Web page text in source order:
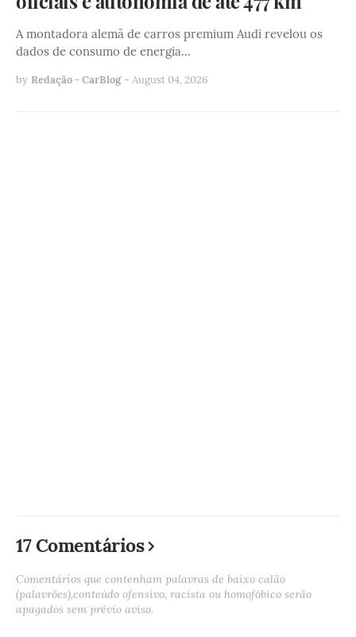
A montadora alemã de carros premium Audi revelou os
dados de consumo de energia…
by Redação - CarBlog - August 04, 2026
17 Comentários
Comentários que contenham palavras de baixo calão
(palavrões),conteúdo ofensivo, racista ou homofóbico serão
apagados sem prévio aviso.